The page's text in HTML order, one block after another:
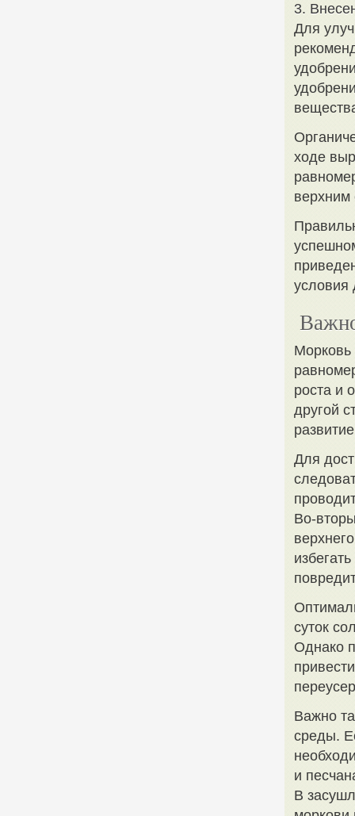
3.
Для
ходе
условия
Морковь
роста и
другой
Для
Во-
суток
Однако
Важно
среды.
и
В